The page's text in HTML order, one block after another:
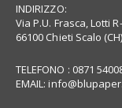
INDIRIZZO:
Via P.U. Frasca, Lotti
66100 Chieti Scalo (CH)
TELEFONO : 0871
EMAIL: